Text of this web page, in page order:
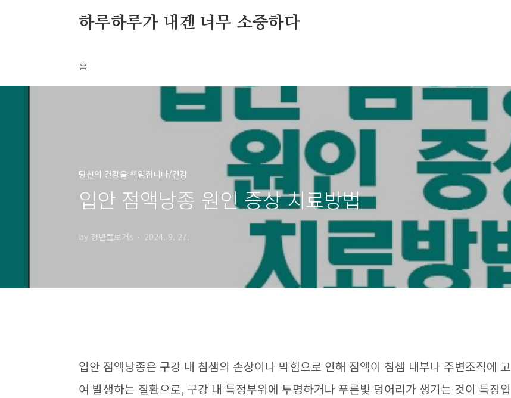
하루하루가 내겐 너무 소중하다
홈
당신의 건강을 책임집니다/건강
입안 점액낭종 원인 증상 치료방법
by 청년블로거s 2024. 9. 27.
입안 점액낭종은 구강 내 침샘의 손상이나 막힘으로 인해 점액이 침샘 내부나 주변조직에 고
여 발생하는 질환으로, 구강 내 특정부위에 투명하거나 푸른빛 덩어리가 생기는 것이 특징입